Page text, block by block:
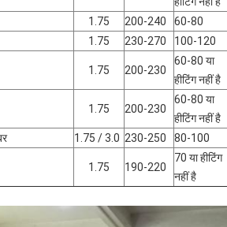
1.75 200-240 60-80
1.75 230-270 100-120
1.75 200-230
60-80 या
हीटिंग नहीं है
1.75 200-230
60-80 या
हीटिंग नहीं है
1.75 / 3.0 230-250 80-100
1.75 190-220
70 या हीटिंग
नहीं है